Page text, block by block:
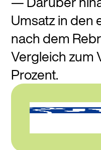
Umsatz in den
nach dem
Vergleich zum
Prozent.